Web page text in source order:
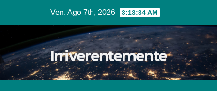
Ven. Ago 7th, 2026 3:13:35 AM
Irriverentemente